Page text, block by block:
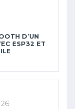
D’UN
ESP32 ET